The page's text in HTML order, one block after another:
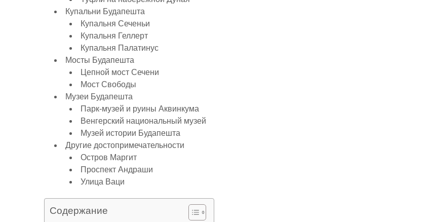
Купальни Будапешта
Купальня Сеченьи
Купальня Геллерт
Купальня Палатинус
Мосты Будапешта
Цепной мост Сечени
Мост Свободы
Музеи Будапешта
Парк-музей и руины Аквинкума
Венгерский национальный музей
Музей истории Будапешта
Другие достопримечательности
Остров Маргит
Проспект Андраши
Улица Ваци
Содержание